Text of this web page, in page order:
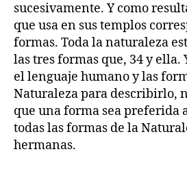
sucesivamente. Y como
que usa en sus templos
formas. Toda la naturaleza
las tres formas que, 34 y ella.
el lenguaje humano y las
Naturaleza para describirlo,
que una forma sea preferida
todas las formas de la
hermanas.